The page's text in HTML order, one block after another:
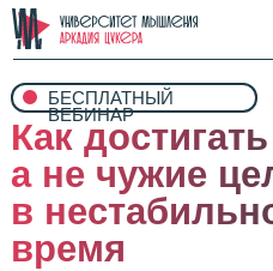
Как
а не чужие
в
время
БЕСПЛАТНЫЙ
ВЕБИНАР